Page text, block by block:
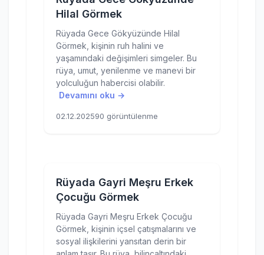
Hilal Görmek
Rüyada Gece Gökyüzünde Hilal
Görmek, kişinin ruh halini ve
yaşamındaki değişimleri simgeler. Bu
rüya, umut, yenilenme ve manevi bir
yolculuğun habercisi olabilir.
Devamını oku →
02.12.202590 görüntülenme
Rüyada Gayri Meşru Erkek
Çocuğu Görmek
Rüyada Gayri Meşru Erkek Çocuğu
Görmek, kişinin içsel çatışmalarını ve
sosyal ilişkilerini yansıtan derin bir